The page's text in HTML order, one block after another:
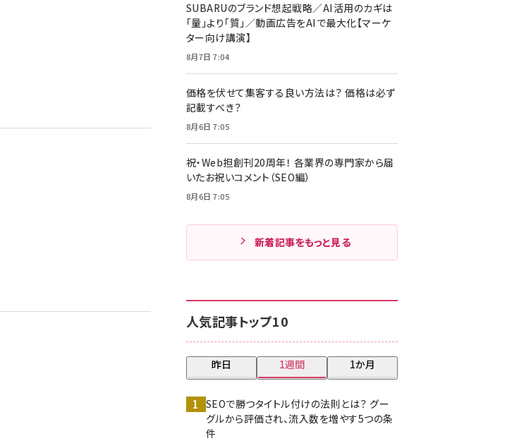
SUBARUのブランド想起戦略／AI活用のカギは
「量」より「質」／動画広告をAIで最大化【マーケ
ター向け講演】
8月7日 7:04
価格を伏せて集客する良い方法は？ 価格は必ず
記載すべき？
8月6日 7:05
祝・Web担創刊20周年！ 各業界の専門家から届
いたお祝いコメント（SEO編）
8月6日 7:05
新着記事をもっと見る
人気記事トップ10
昨日 1週間 1か月
SEOで勝つタイトル付けの法則とは？ グー
グルから評価され、流入数を増やす5つの条
件